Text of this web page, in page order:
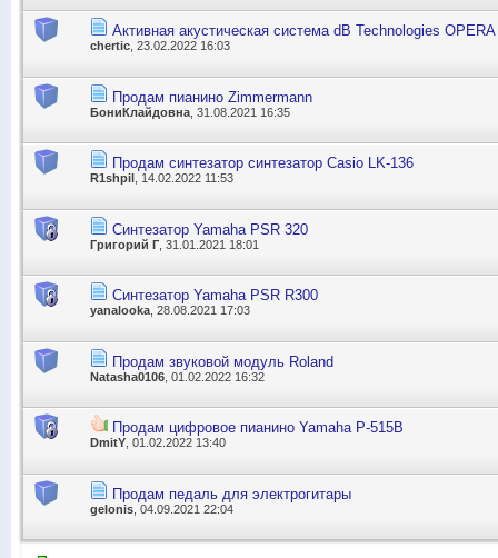
Активная акустическая система dB Technologies OPERA
chertic, 23.02.2022 16:03
Продам пианино Zimmermann
БониКлайдовна , 31.08.2021 16:35
Продам синтезатор cинтезатор Casio LK-136
R1shpil , 14.02.2022 11:53
Синтезатор Yamaha PSR 320
Григорий Г , 31.01.2021 18:01
Синтезатор Yamaha PSR R300
yanalooka , 28.08.2021 17:03
Продам звуковой модуль Roland
Natasha0106 , 01.02.2022 16:32
Продам цифровое пианино Yamaha P-515B
DmitY , 01.02.2022 13:40
Продам педаль для электрогитары
gelonis , 04.09.2021 22:04